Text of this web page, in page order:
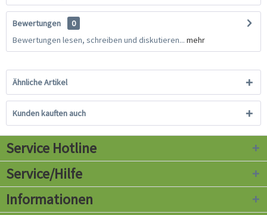
Bewertungen
0
Bewertungen lesen, schreiben und diskutieren... mehr
Ähnliche Artikel
Kunden kauften auch
Service Hotline
Service/Hilfe
Informationen